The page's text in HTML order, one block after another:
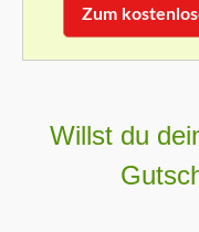
Zum
Willst du